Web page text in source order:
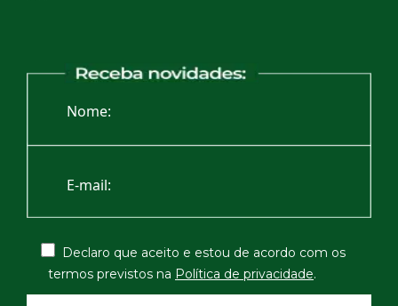
Declaro que aceito e estou de acordo com os
termos previstos na Política de privacidade.